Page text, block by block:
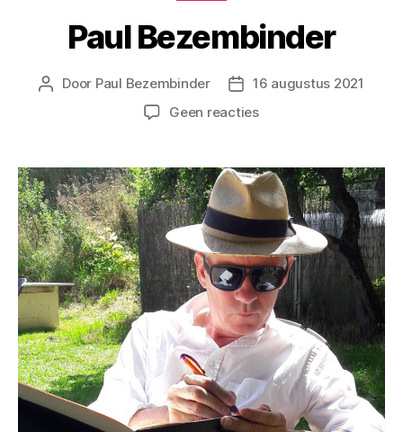
Paul Bezembinder
Berichtauteur
Door Paul Bezembinder Berichtdatum
16 augustus 2021
Geen reactiesop